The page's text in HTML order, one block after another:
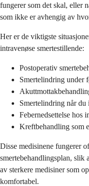
fungerer som det skal, eller
som ikke er avhengig av
Her er de viktigste
intravenøse smertestillende:
Postoperativ
Smertelindring under
Smertelindring når du
Febernedsettelse hos
Kreftbehandling som
Disse medisinene fungerer
smertebehandlingsplan, slik
av sterkere medisiner som
komfortabel.